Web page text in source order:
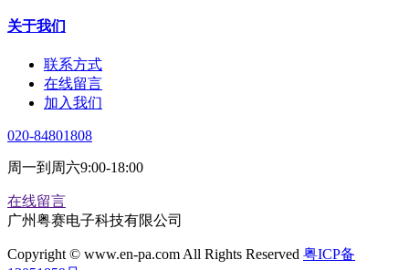
关于我们
联系方式
在线留言
加入我们
020-84801808
周一到周六9:00-18:00
在线留言
广州粤赛电子科技有限公司
Copyright © www.en-pa.com All Rights Reserved 粤ICP备